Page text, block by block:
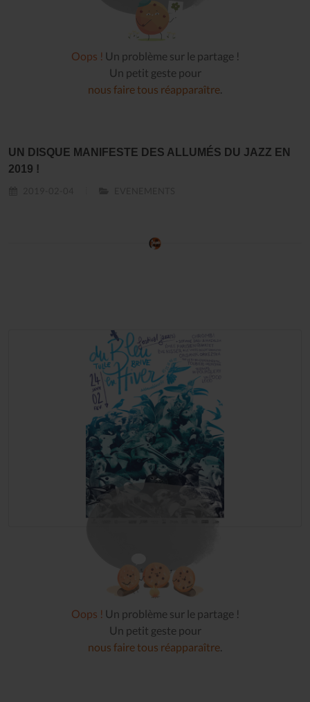
Oops ! Un problème sur le partage !
Un petit geste pour
nous faire tous réapparaître.
UN DISQUE MANIFESTE DES ALLUMÉS DU JAZZ EN
2019 !
Oops ! Un problème sur le partage !
Un petit geste pour
nous faire tous réapparaître.